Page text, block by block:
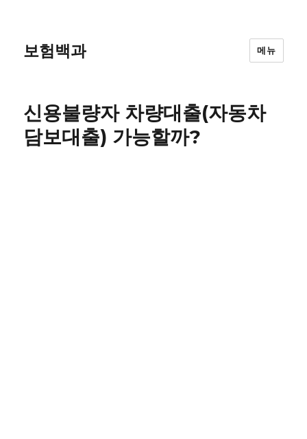
보험백과 메뉴
신용불량자 차량대출(자동차
담보대출) 가능할까?